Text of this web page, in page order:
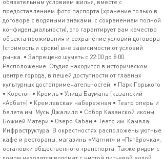
обязательным условием жилья, вместе с
предоставлением фото паспорта (хранение только в
договоре с водяными знаками, с сохранением полной
конфиденциальности), это гарантирует вам качество
объекта проживания и сохранение условий договора
(стоимость и сроки) вне зависимости от условий
рынка. • Запрещено шуметь с 22:00 до 8:00.
Расположение: Студия находится в историческом
центре города, в пешей доступности от главных
культурных достопримечательностей: • Парк Горького
• Корстон • Кремль • Улица Баумана (казанский
«Арбат») • Кремлевская набережная • Театр оперы и
балета им. Мусы Джалиля • Собор Казанской иконы
Божией Матери • Озеро Кабан • Театр им. Камала
Инфраструктура: В окрестностях расположены уютные
кафе и рестораны, магазины «Магнит» и «Пятёрочка»,
остановки общественного транспорта. Также рядом с